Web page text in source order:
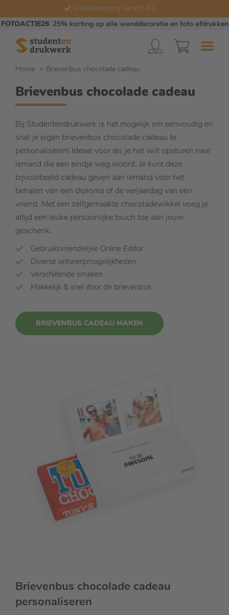
Gratis bezorging vanaf € 40,-
FOTOACTIE26 25% korting op alle wanddecoratie en foto afdrukken
Home Brievenbus chocolade cadeau
Brievenbus chocolade cadeau
Bij Studentendrukwerk is het mogelijk om eenvoudig en
snel je eigen brievenbus chocolade cadeau te
personaliseren! Ideaal voor als je het wilt opsturen naar
iemand die een eindje weg woont. Je kunt deze
bijvoorbeeld cadeau geven aan iemand voor het
behalen van een diploma of de verjaardag van een
vriend. Met een zelfgemaakte chocoladewikkel voeg je
altijd een leuke persoonlijke touch toe aan jouw
geschenk.
Gebruiksvriendelijke Online Editor
Diverse ontwerpmogelijkheden
Verschillende smaken
Makkelijk & snel door de brievenbus
BRIEVENBUS CADEAU MAKEN
Brievenbus chocolade cadeau
personaliseren